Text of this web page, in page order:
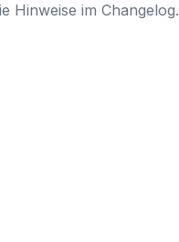
Hinweise im Changelog.